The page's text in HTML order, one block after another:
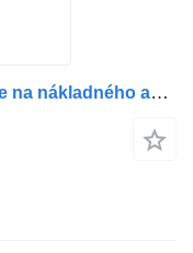
Hadica Țeavă de Ulei Servodirecție na nákladného auta Scania – Model 1791874